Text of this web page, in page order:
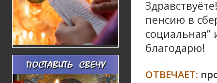
пенсию в
социальная”
благодарю!
ОТВЕЧАЕТ: